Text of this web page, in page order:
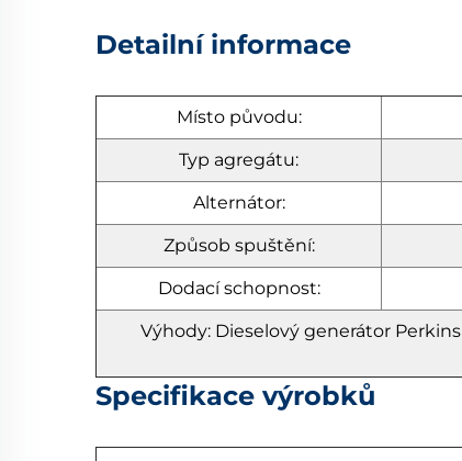
Detailní informace
Místo původu:
Typ agregátu:
Alternátor:
Způsob spuštění:
Dodací schopnost:
Výhody: Dieselový generátor
Specifikace výrobků